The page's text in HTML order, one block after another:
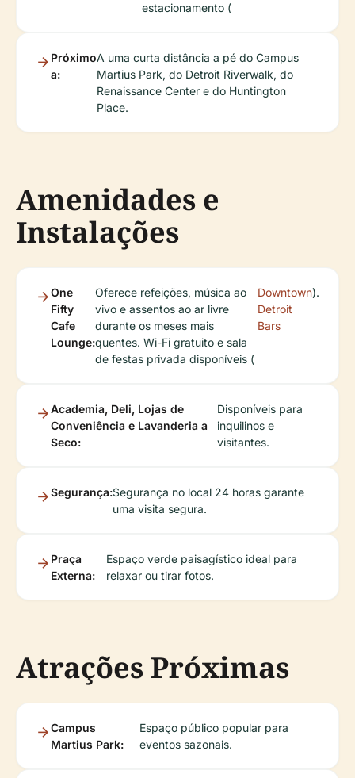
estacionamento (
Próximo
a:
A uma curta distância a pé do Campus
Martius Park, do Detroit Riverwalk, do
Renaissance Center e do Huntington
Place.
Amenidades e
Instalações
One
Fifty
Cafe
Lounge:
Oferece refeições, música ao
vivo e assentos ao ar livre
durante os meses mais
quentes. Wi-Fi gratuito e sala
de festas privada disponíveis (
Downtown
Detroit
Bars
).
Academia, Deli, Lojas de
Conveniência e Lavanderia a
Seco:
Disponíveis para
inquilinos e
visitantes.
Segurança:Segurança no local 24 horas garante
uma visita segura.
Praça
Externa:
Espaço verde paisagístico ideal para
relaxar ou tirar fotos.
Atrações Próximas
Campus
Martius Park:
Espaço público popular para
eventos sazonais.